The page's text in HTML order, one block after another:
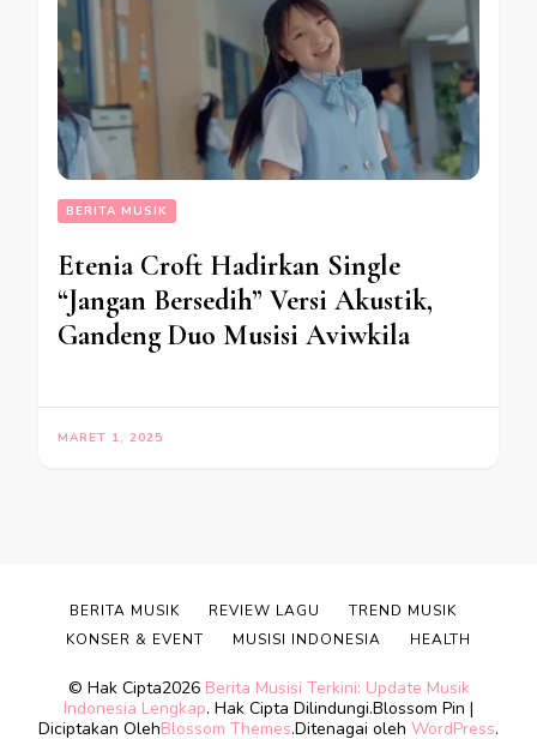
BERITA MUSIK
Etenia Croft Hadirkan Single
“Jangan Bersedih” Versi Akustik,
Gandeng Duo Musisi Aviwkila
MARET 1, 2025
© Hak Cipta2026 Berita Musisi Terkini: Update Musik
Indonesia Lengkap. Hak Cipta Dilindungi.Blossom Pin |
Diciptakan OlehBlossom Themes.Ditenagai oleh WordPress.
BERITA MUSIK REVIEW LAGU
TREND MUSIK
KONSER & EVENT
MUSISI INDONESIA HEALTH